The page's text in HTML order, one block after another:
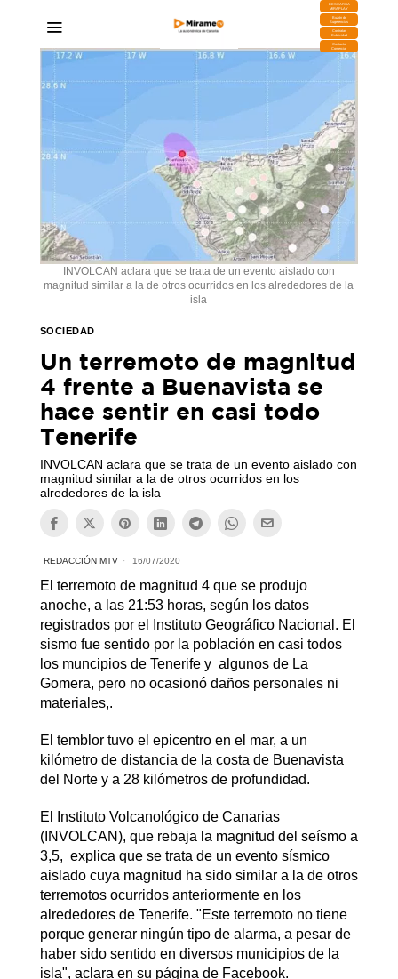
DESCARGA
MIRAPLAY
Buzón de
Sugerencias
Contratar
Publicidad
Contacto
Comercial
INVOLCAN aclara que se trata de un evento aislado con
magnitud similar a la de otros ocurridos en los alrededores de la
isla
SOCIEDAD
Un terremoto de magnitud
4 frente a Buenavista se
hace sentir en casi todo
Tenerife
INVOLCAN aclara que se trata de un evento aislado con
magnitud similar a la de otros ocurridos en los
alrededores de la isla
REDACCIÓN MTV 16/07/2020
El terremoto de magnitud 4 que se produjo
anoche, a las 21:53 horas, según los datos
registrados por el Instituto Geográfico Nacional. El
sismo fue sentido por la población en casi todos
los muncipios de Tenerife y algunos de La
Gomera, pero no ocasionó daños personales ni
materiales,.
El temblor tuvo el epicentro en el mar, a un
kilómetro de distancia de la costa de Buenavista
del Norte y a 28 kilómetros de profundidad.
El Instituto Volcanológico de Canarias
(INVOLCAN), que rebaja la magnitud del seísmo a
3,5, explica que se trata de un evento sísmico
aislado cuya magnitud ha sido similar a la de otros
terremotos ocurridos anteriormente en los
alrededores de Tenerife. "Este terremoto no tiene
porque generar ningún tipo de alarma, a pesar de
haber sido sentido en diversos municipios de la
isla", aclara en su página de Facebook.